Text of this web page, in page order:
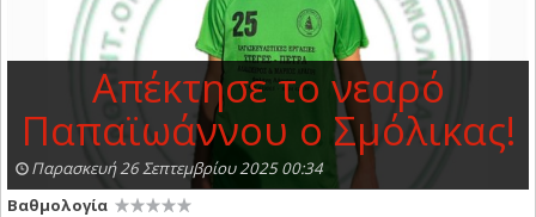
Απέκτησε το νεαρό
Παπαϊωάννου ο Σμόλικας!
Παρασκευή 26 Σεπτεμβρίου 2025 00:34
Βαθμολογία